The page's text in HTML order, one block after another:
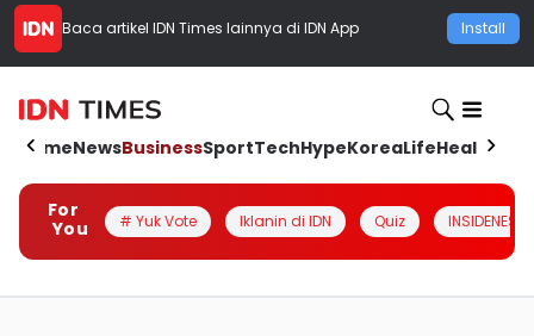
Baca artikel IDN Times lainnya di IDN App Install
HomeNewsBusinessSportTechHypeKoreaLifeHealth
For
You
# Yuk Vote Iklanin di IDN Quiz INSIDENESIA